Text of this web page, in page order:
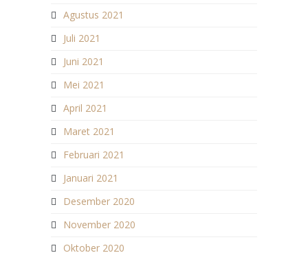
Agustus 2021
Juli 2021
Juni 2021
Mei 2021
April 2021
Maret 2021
Februari 2021
Januari 2021
Desember 2020
November 2020
Oktober 2020